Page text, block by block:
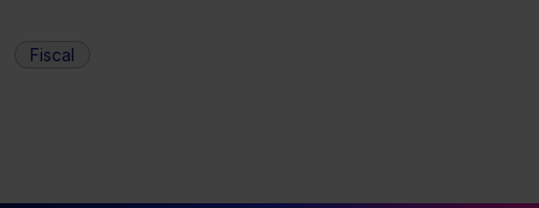
indispensables para la navegación.
Fiscal